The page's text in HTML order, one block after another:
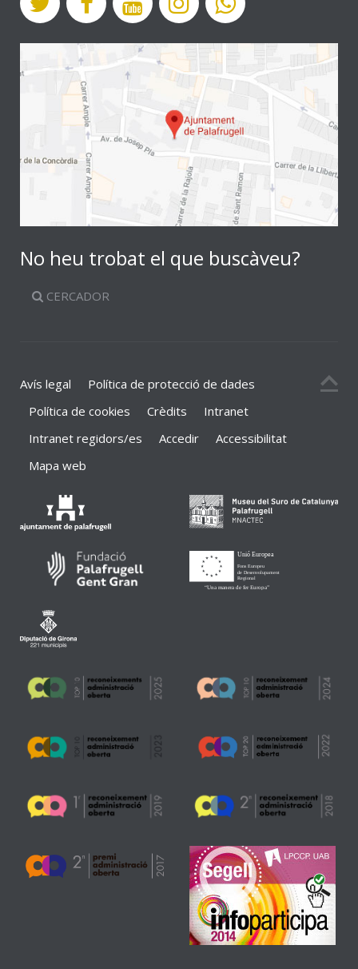
No heu trobat el que buscàveu?
CERCADOR
Avís legal
Política de protecció de dades
Política de cookies
Crèdits
Intranet
Intranet regidors/es
Accedir
Accessibilitat
Mapa web